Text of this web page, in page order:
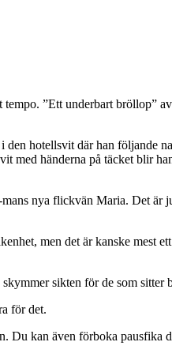
”Ett underbart bröllop”
hotellsvit där han följande
med händerna på täcket blir
nya flickvän Maria. Det
men det är kanske mest
sikten för de som
för det.
Du kan även förboka pausfika